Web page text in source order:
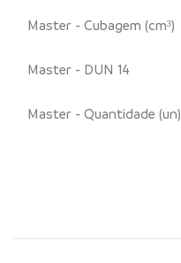
Master - Cubagem (cm³)
Master - DUN 14
Master - Quantidade (un)